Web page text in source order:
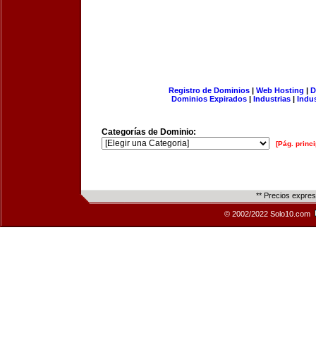
Registro de Dominios| Web Hosting |
Dominios Expirados | Industrias |
Categorías de Dominio:
[Pág.
** Precios
© 2002/2022 Solo10.com